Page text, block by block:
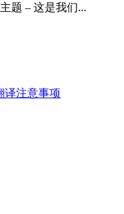
主题 – 这是我们...